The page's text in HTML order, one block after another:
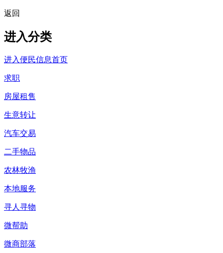
返回
进入分类
进入便民信息首页
求职
房屋租售
生意转让
汽车交易
二手物品
农林牧渔
本地服务
寻人寻物
微帮助
微商部落